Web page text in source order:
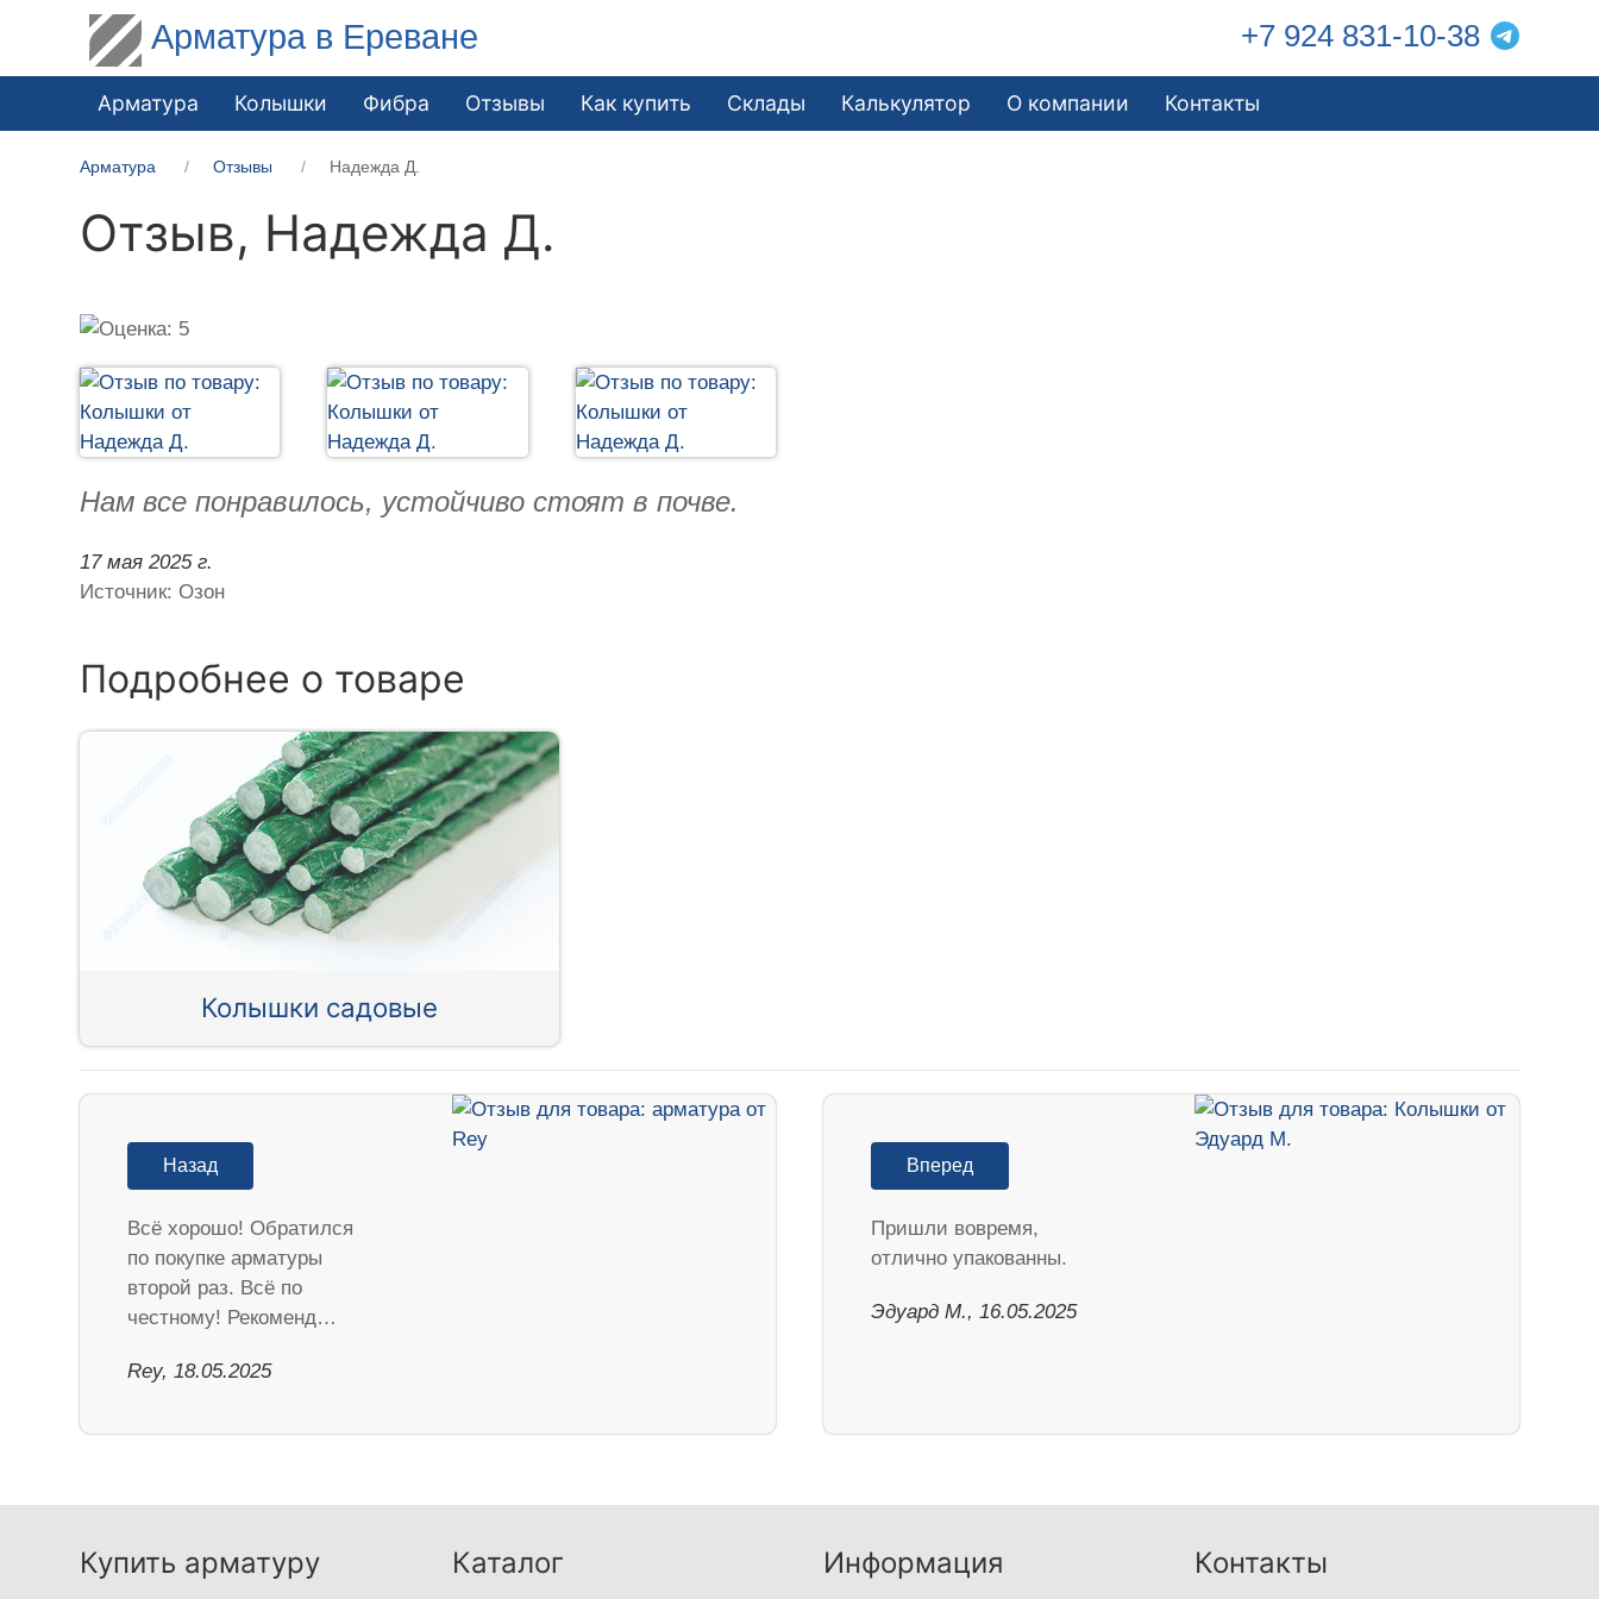
Арматура в Ереване +7 924 831-10-38
Арматура Колышки Фибра Отзывы Как купить Склады Калькулятор О компании Контакты
Арматура Отзывы Надежда Д.
Отзыв, Надежда Д.
Нам все понравилось, устойчиво стоят в почве.
17 мая 2025 г.
Источник: Озон
Подробнее о товаре
Колышки садовые
Назад
Всё хорошо! Обратился
по покупке арматуры
второй раз. Всё по
честному! Рекоменд…
Rey, 18.05.2025
Вперед
Пришли вовремя,
отлично упакованны.
Эдуард М., 16.05.2025
Купить арматуру Каталог Информация Контакты